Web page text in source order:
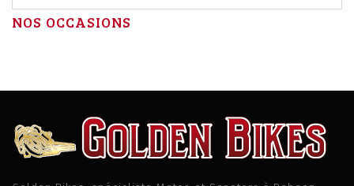
NOS OCCASIONS